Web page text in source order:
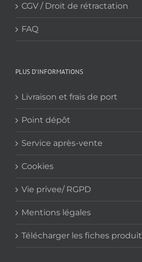
CGV / Droit de rétractation
FAQ
PLUS D’INFORMATIONS
Livraison et frais de port
Point dépôt
Service après-vente
Cookies
Vie privee/ RGPD
Mentions légales
Télécharger les fiches produit